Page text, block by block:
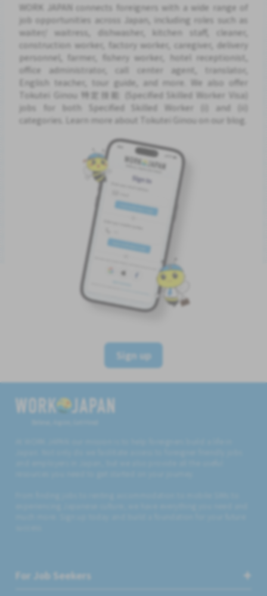
WORK JAPAN connects foreigners with a wide range of
job opportunities across Japan, including roles such as
waiter/ waitress, dishwasher, kitchen staff, cleaner,
construction worker, factory worker, caregiver, delivery
personnel, farmer, fishery worker, hotel receptionist,
office administrator, call center agent, translator,
English teacher, tour guide, and more. We also offer
Tokutei Ginou 特定技能 (Specified Skilled Worker Visa)
jobs for both Specified Skilled Worker (i) and (ii)
categories. Learn more about Tokutei Ginou on our blog.
Sign up
For Job Seekers